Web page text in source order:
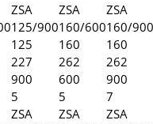
ZSA
125/900
ZSA
160/600
ZSA
160/900
125 160
160
227 262
262
900 600
900
5 5
7
ZSA
ZSA
ZSA